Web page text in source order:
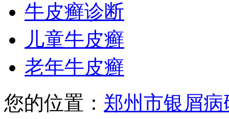
牛皮癣诊断
儿童牛皮癣
老年牛皮癣
您的位置： 郑州市银屑病